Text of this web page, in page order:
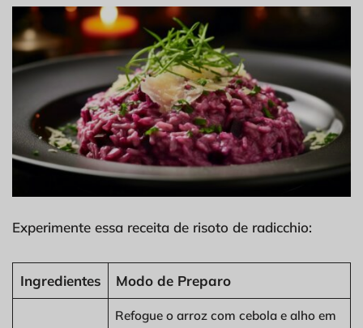
Experimente essa receita de risoto de radicchio:
Ingredientes Modo de Preparo
Refogue o arroz com cebola e alho em